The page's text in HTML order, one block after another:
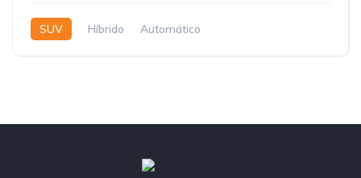
SUV Híbrido Automático